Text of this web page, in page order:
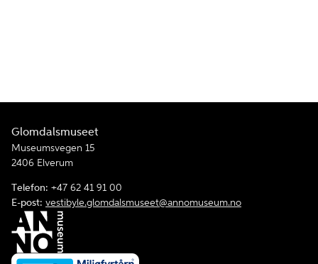
Glomdalsmuseet
Museumsvegen 15
2406 Elverum
Telefon: +47 62 41 91 00
E-post: vestibyle.glomdalsmuseet@annomuseum.no